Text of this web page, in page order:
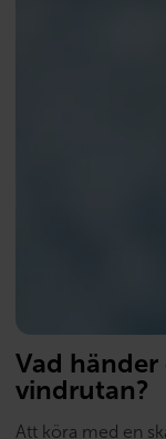
Vad
vindrutan?
Att köra med en